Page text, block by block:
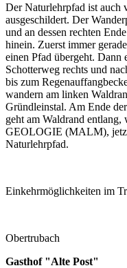
Der Naturlehrpfad ist auch
ausgeschildert. Der
und an dessen rechten
hinein. Zuerst immer
einen Pfad übergeht. Dann
Schotterweg rechts und
bis zum
wandern am linken
Gründleinstal. Am Ende
geht am Waldrand
GEOLOGIE (MALM),
Naturlehrpfad.
Einkehrmöglichkeiten im
Obertrubach
Gasthof "Alte Post"